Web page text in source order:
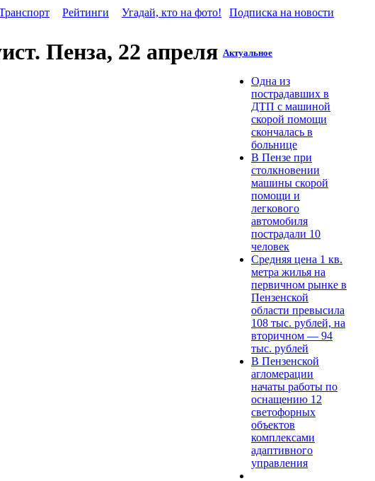
Рейтинги Угадай, кто на фото! Подписка на новости
Пенза, 22 апреля Актуальное
Одна из
пострадавших в
ДТП с машиной
скорой помощи
скончалась в
больнице
В Пензе при
столкновении
машины скорой
помощи и
легкового
автомобиля
пострадали 10
человек
Средняя цена 1 кв.
метра жилья на
первичном рынке в
Пензенской
области превысила
108 тыс. рублей, на
вторичном — 94
тыс. рублей
В Пензенской
агломерации
начаты работы по
оснащению 12
светофорных
объектов
комплексами
адаптивного
управления